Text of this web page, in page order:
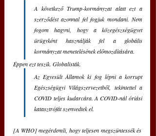
A következő Trump-kormányzat alatt ezt a
szerződést azonnal fel fogjuk mondani. Nem
fogom hagyni, hogy a közegészségügyet
ürügyként használják fel a globális
kormányzat menetelésének előmozdítására.
Éppen ezt teszik. Globalisták.
Az Egyesült Államok ki fog lépni a korrupt
Egészségügyi Világszervezetből, tekintettel a
COVID teljes kudarcára. A COVID-nál óriási
katasztrófát szenvedtek el.
[A WHO] megérdemli, hogy teljesen megszüntessék és